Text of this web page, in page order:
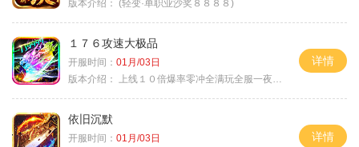
版本介绍： (轻变·单职业沙奖８８８８)
１７６攻速大极品
开服时间： 01月/03日
版本介绍：
上线１０倍爆率零冲全满玩全服一夜终极
详情
依旧沉默
开服时间： 01月/03日
详情